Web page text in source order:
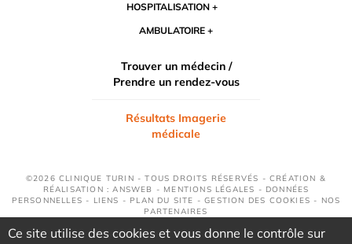
HOSPITALISATION
AMBULATOIRE
Trouver un médecin /
Prendre un rendez-vous
Résultats Imagerie
médicale
©2026 CLINIQUE TURIN - TOUS DROITS RÉSERVÉS - CRÉATION &
RÉALISATION : ANSWEB - MENTIONS LÉGALES - DONNÉES
PERSONNELLES - LIENS - PLAN DU SITE -GESTION DES COOKIES - NOS
PARTENAIRES
Ce site utilise des cookies et vous donne le contrôle sur